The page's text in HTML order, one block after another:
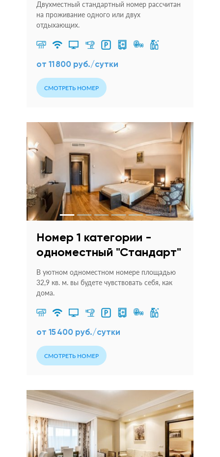
Двухместный стандартный номер рассчитан
на проживание одного или двух
отдыхающих.
от 11 800 руб./сутки
СМОТРЕТЬ НОМЕР
Номер 1 категории -
одноместный "Стандарт"
В уютном одноместном номере площадью
32,9 кв. м. вы будете чувствовать себя, как
дома.
от 15 400 руб./сутки
СМОТРЕТЬ НОМЕР